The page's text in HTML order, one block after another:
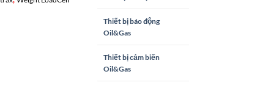
Thiết bị báo động
Oil&Gas
Thiết bị cảm biến
Oil&Gas